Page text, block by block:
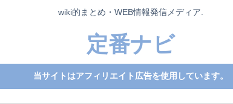
wiki的まとめ・WEB情報発信メディア.
定番ナビ
当サイトはアフィリエイト広告を使用しています。